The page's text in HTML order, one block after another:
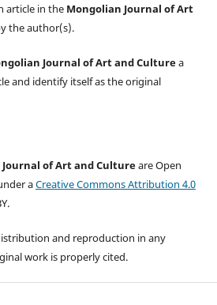
article in the Mongolian Journal of Art
the author(s).
Journal of Art and Culturea
and identify itself as the original
of Art and Cultureare Open
aCreative Commons Attribution 4.0
and reproduction in any
work is properly cited.